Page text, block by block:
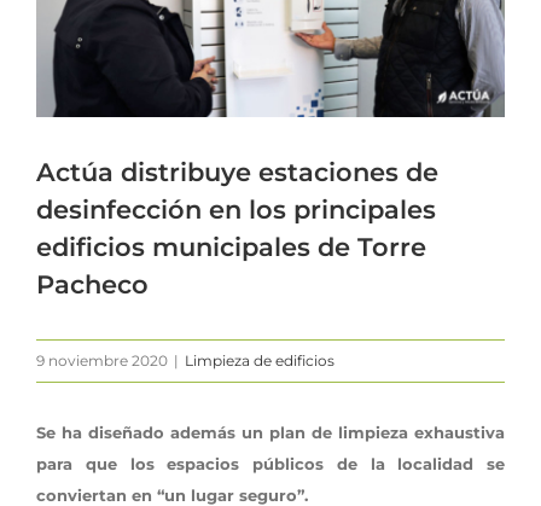
Actúa distribuye estaciones de
desinfección en los principales
edificios municipales de Torre
Pacheco
9 noviembre 2020 | Limpieza de edificios
Se ha diseñado además un plan de limpieza exhaustiva
para que los espacios públicos de la localidad se
conviertan en “un lugar seguro”.